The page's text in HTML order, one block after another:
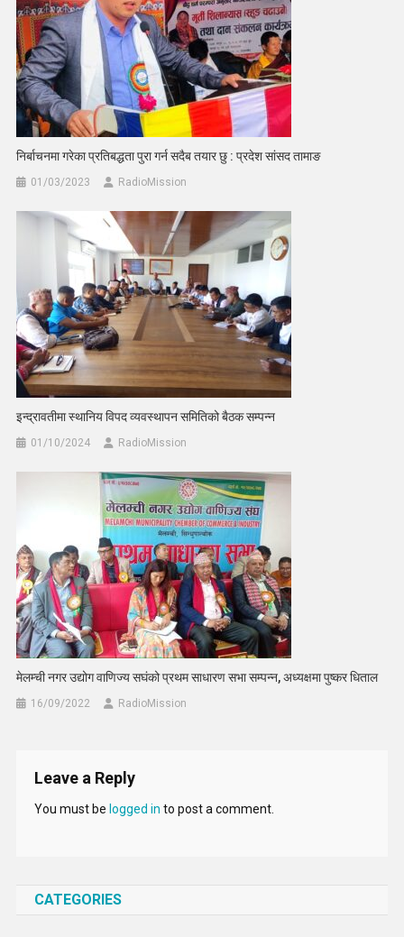
निर्बाचनमा गरेका प्रतिबद्धता पुरा गर्न सदैब तयार छु : प्रदेश सांसद तामाङ
01/03/2023 RadioMission
इन्द्रावतीमा स्थानिय विपद व्यवस्थापन समितिको बैठक सम्पन्न
01/10/2024 RadioMission
मेलम्ची नगर उद्योग वाणिज्य सघंको प्रथम साधारण सभा सम्पन्न, अध्यक्षमा पुष्कर धिताल
16/09/2022 RadioMission
Leave a Reply
You must be logged in to post a comment.
CATEGORIES